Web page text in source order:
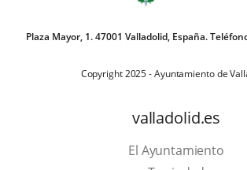
Plaza Mayor, 1. 47001 Valladolid, España.
Copyright 2025 - Ayuntamiento de
valladolid.es
El Ayuntamiento